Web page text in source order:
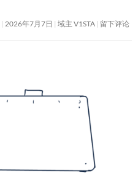
2026年7月7日 域主 V1STA 留下评论